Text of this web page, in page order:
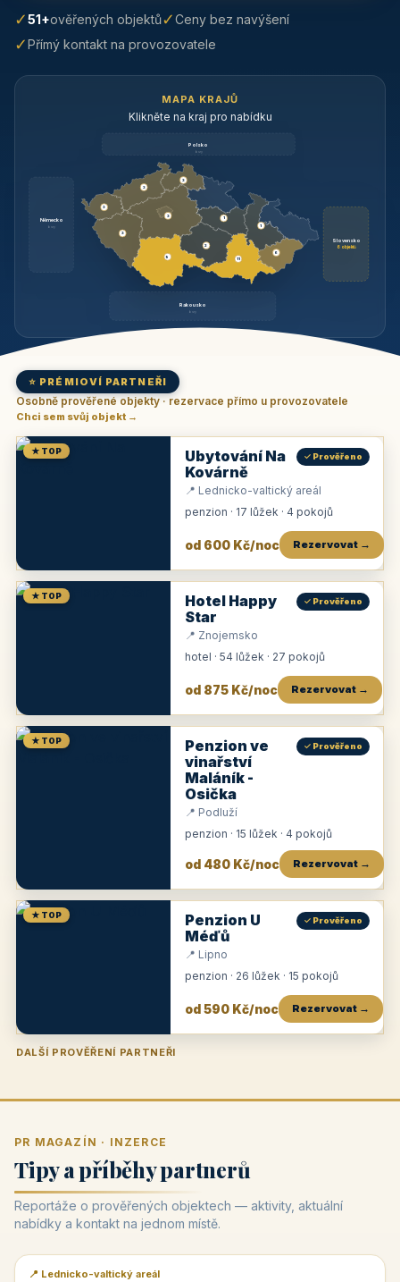
✓51+ověřených objektů✓Ceny bez navýšení
✓Přímý kontakt na provozovatele
MAPA KRAJŮ
Klikněte na kraj pro nabídku
Polsko
brzy
Německo
brzy
Slovensko
6 objektů
Rakousko
brzy
3
9
3
3
3
3
1
2
11
1
6
⭐ PRÉMIOVÍ PARTNEŘI
Osobně prověřené objekty · rezervace přímo u provozovatele
Chci sem svůj objekt →
★ TOP
Ubytování Na
Kovárně
✓ Prověřeno
📍 Lednicko-valtický areál
penzion · 17 lůžek · 4 pokojů
od 600 Kč/noc Rezervovat →
★ TOP
Hotel Happy
Star
✓ Prověřeno
📍 Znojemsko
hotel · 54 lůžek · 27 pokojů
od 875 Kč/noc Rezervovat →
★ TOP
Penzion ve
vinařství
Maláník -
Osička
✓ Prověřeno
📍 Podluží
penzion · 15 lůžek · 4 pokojů
od 480 Kč/noc Rezervovat →
★ TOP
Penzion U
Méďů
✓ Prověřeno
📍 Lipno
penzion · 26 lůžek · 15 pokojů
od 590 Kč/noc Rezervovat →
DALŠÍ PROVĚŘENÍ PARTNEŘI
Penzion U Zámku Pension Faber
PR MAGAZÍN · INZERCE
Tipy a příběhy partnerů
Reportáže o prověřených objektech — aktivity, aktuální
nabídky a kontakt na jednom místě.
📰 PR článek
📍 Lednicko-valtický areál